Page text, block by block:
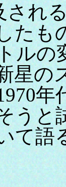
され
たも
ルの
星の
年
うと
て語